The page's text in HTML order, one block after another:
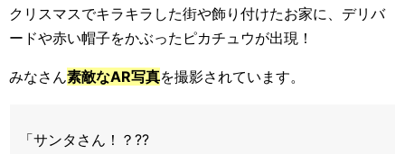
クリスマスでキラキラした街や飾り付けたお家に、デリバ
ードや赤い帽子をかぶったピカチュウが出現！
みなさん素敵なAR写真を撮影されています。
「サンタさん！？??